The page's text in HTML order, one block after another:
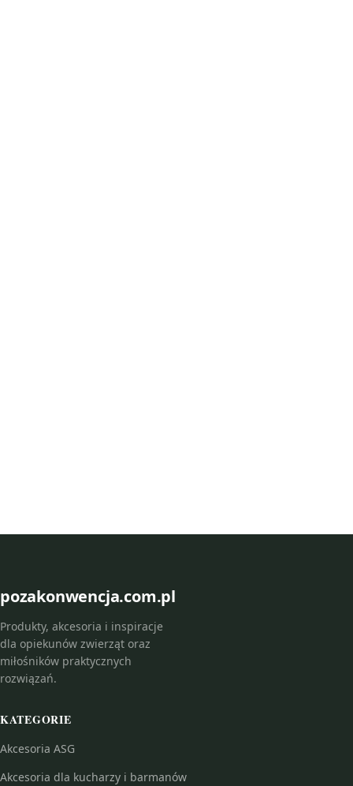
pozakonwencja.com.pl
Produkty, akcesoria i inspiracje
dla opiekunów zwierząt oraz
miłośników praktycznych
rozwiązań.
KATEGORIE
Akcesoria ASG
Akcesoria dla kucharzy i barmanów